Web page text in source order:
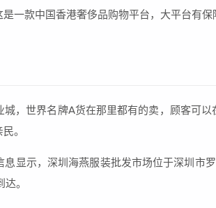
一款中国香港奢侈品购物平台，大平台有
，世界名牌A货在那里都有的卖，顾客可以
。
显示，深圳海燕服装批发市场位于深圳市
。